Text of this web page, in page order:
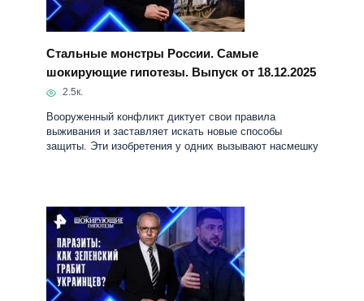
Вооруженный конфликт диктует свои правила
выживания и заставляет искать новые способы
Как Зеленский грабит украинцев. Самые
шокирующие гипотезы. Выпуск от 16.12.2025
2.2к.
Почему украинская элита бежит за границу? Остались